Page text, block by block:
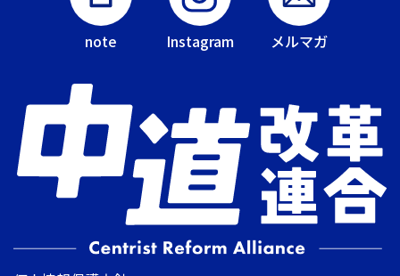
note Instagram メルマガ